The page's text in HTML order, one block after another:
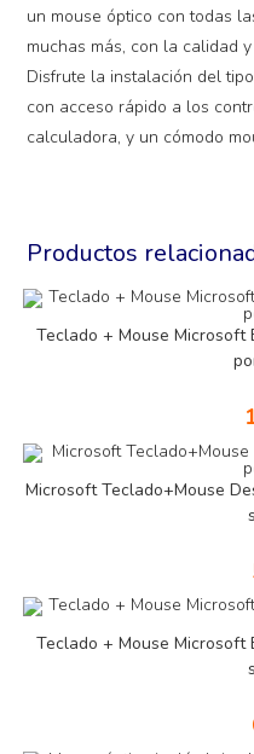
un mouse óptico con todas
muchas más, con la calidad
Disfrute la instalación del
con acceso rápido a los
calculadora, y un cómodo
Productos
Teclado + Mouse Microsoft
Microsoft Teclado+Mouse
Teclado + Mouse Microsoft